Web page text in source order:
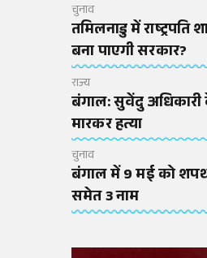
चुनाव
तमिलनाडु में राष्ट्रपति
बना पाएगी सरकार?
राज्य
बंगाल: सुवेंदु अधिकारी
मारकर हत्या
चुनाव
बंगाल में 9 मई को
समेत 3 नाम